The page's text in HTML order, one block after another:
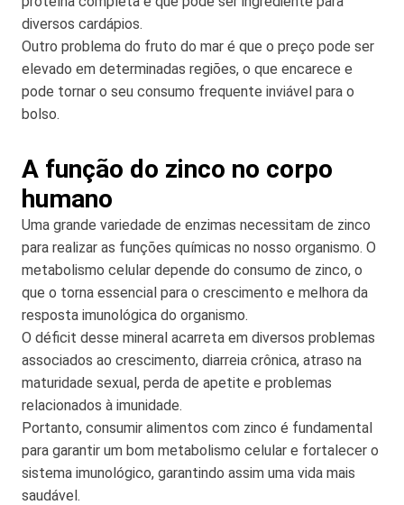
diversos cardápios.
Outro problema do fruto do mar é que o preço pode ser
elevado em determinadas regiões, o que encarece e
pode tornar o seu consumo frequente inviável para o
bolso.
A função do zinco no corpo
humano
Uma grande variedade de enzimas necessitam de zinco
para realizar as funções químicas no nosso organismo. O
metabolismo celular depende do consumo de zinco, o
que o torna essencial para o crescimento e melhora da
resposta imunológica do organismo.
O déficit desse mineral acarreta em diversos problemas
associados ao crescimento, diarreia crônica, atraso na
maturidade sexual, perda de apetite e problemas
relacionados à imunidade.
Portanto, consumir alimentos com zinco é fundamental
para garantir um bom metabolismo celular e fortalecer o
sistema imunológico, garantindo assim uma vida mais
saudável.